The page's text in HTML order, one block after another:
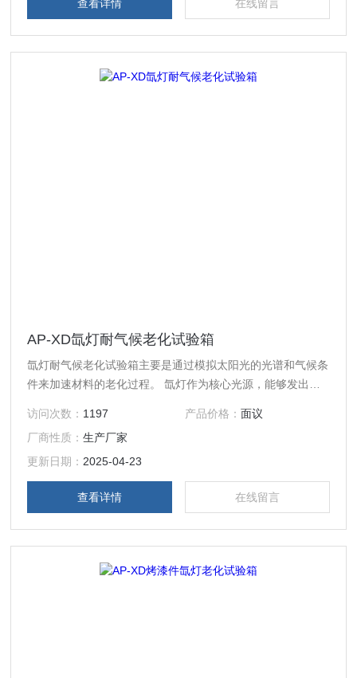
查看详情 在线留言
AP-XD氙灯耐气候老化试验箱
氙灯耐气候老化试验箱主要是通过模拟太阳光的光谱和气候条
件来加速材料的老化过程。‌ 氙灯作为核心光源，能够发出类
以模拟太阳光对材料的照射，从而加速材料的老化过程。试验
箱通过调节氙灯的灯光强度和时间，模拟不同气候条件下的材
料老化情况。此外，试验箱还可以调节温度和湿度等环境参
数，以模拟实际自然环境中的老化条件。‌
访问次数： 1197 产品价格： 面议
厂商性质：生产厂家
更新日期： 2025-04-23
查看详情 在线留言